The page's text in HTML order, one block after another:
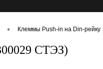
• Клеммы Push-in на Din-рейку
СТЭЗ)